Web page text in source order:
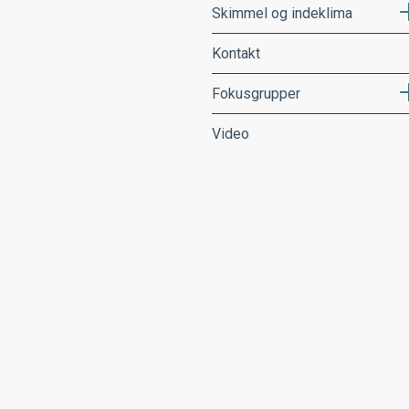
Skimmel og indeklima
Kontakt
Fokusgrupper
Video